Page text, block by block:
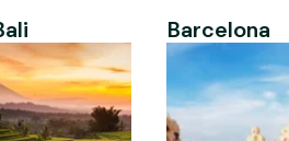
Barcelona